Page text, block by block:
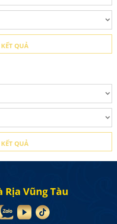
Rịa Vũng Tàu